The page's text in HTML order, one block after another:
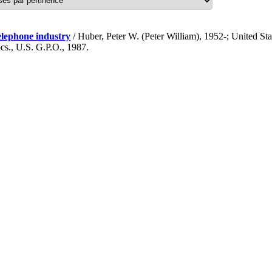
industry / Huber, Peter W. (Peter William), 1952-; United
U.S. G.P.O., 1987.